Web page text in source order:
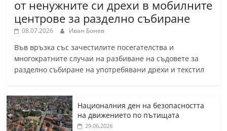
от ненужните си дрехи в мобилните
центрове за разделно събиране
08.07.2026 Иван Бонев
Във връзка със зачестилите посегателства и
многократните случаи на разбиване на съдовете за
разделно събиране на употребявани дрехи и текстил
Националния ден на безопасността
на движението по пътищата
29.06.2026